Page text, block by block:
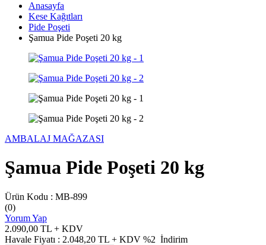
Anasayfa
Kese Kağıtları
Pide Poşeti
Şamua Pide Poşeti 20 kg
AMBALAJ MAĞAZASI
Şamua Pide Poşeti 20 kg
Ürün Kodu : MB-899
(0)
Yorum Yap
2.090,00 TL + KDV
Havale Fiyatı : 2.048,20 TL + KDV %2 İndirim